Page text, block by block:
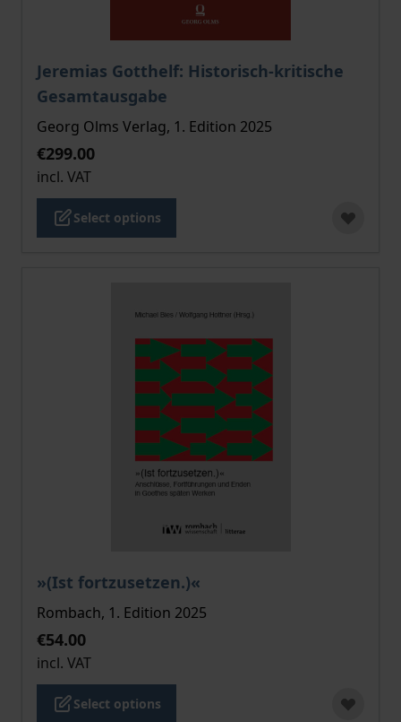
Jeremias Gotthelf: Historisch-kritische
Gesamtausgabe
The price depends on the options chosen on the
Georg Olms Verlag, 1. Edition 2025
€299.00
incl. VAT
Select options
»(Ist fortzusetzen.)«
The price depends on the options chosen on the
Rombach, 1. Edition 2025
€54.00
incl. VAT
Select options